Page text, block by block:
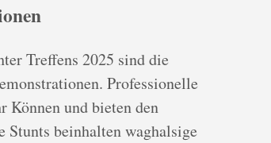
Treffens 2025 sind die
Professionelle
Können und bieten den
Stunts beinhalten waghalsige